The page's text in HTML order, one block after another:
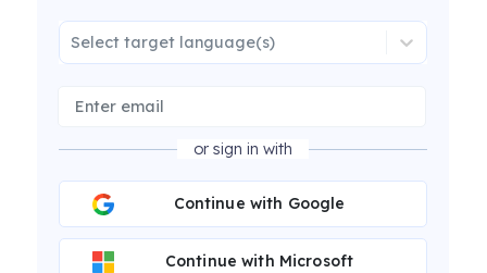
Select target language(s)
or sign in with
Continue with Google
Continue with Microsoft